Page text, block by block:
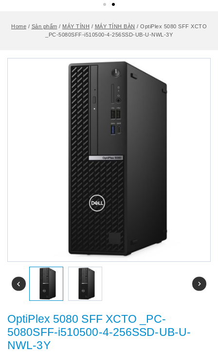
Home / Sản phẩm / MÁY TÍNH / MÁY TÍNH BÀN / OptiPlex 5080 SFF XCTO
_PC-5080SFF-i510500-4-256SSD-UB-U-NWL-3Y
OptiPlex 5080 SFF XCTO _PC-
5080SFF-i510500-4-256SSD-UB-U-
NWL-3Y